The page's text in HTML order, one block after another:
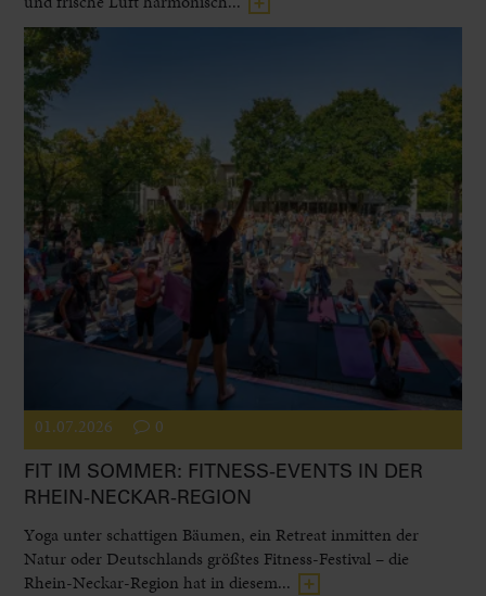
01.07.2026 0
FIT IM SOMMER: FITNESS-EVENTS IN DER
RHEIN-NECKAR-REGION
Yoga unter schattigen Bäumen, ein Retreat inmitten der
Natur oder Deutschlands größtes Fitness-Festival – die
Rhein-Neckar-Region hat in diesem...